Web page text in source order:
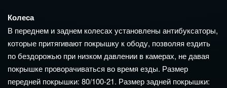
Колеса
В переднем и заднем колесах установлены антибуксаторы,
которые притягивают покрышку к ободу, позволяя ездить
по бездорожью при низком давлении в камерах, не давая
покрышке проворачиваться во время езды. Размер
передней покрышки: 80/100-21. Размер задней покрышки: